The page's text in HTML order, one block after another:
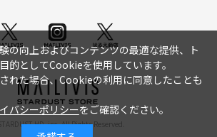
HD. inc. All Rights Reserved.
の向上およびコンテンツの最適な提供、ト
的としてCookieを使用しています。
れた場合、Cookieの利用に同意したことも
バシーポリシーをご確認ください。